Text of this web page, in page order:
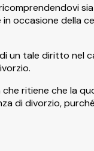
occasione della
un tale diritto nel
ritiene che la
di divorzio,